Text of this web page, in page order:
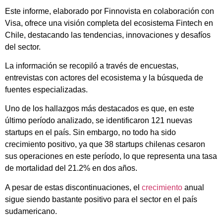
Este informe, elaborado por Finnovista en colaboración con
Visa, ofrece una visión completa del ecosistema Fintech en
Chile, destacando las tendencias, innovaciones y desafíos
del sector.
La información se recopiló a través de encuestas,
entrevistas con actores del ecosistema y la búsqueda de
fuentes especializadas.
Uno de los hallazgos más destacados es que, en este
último período analizado, se identificaron 121 nuevas
startups en el país. Sin embargo, no todo ha sido
crecimiento positivo, ya que 38 startups chilenas cesaron
sus operaciones en este período, lo que representa una tasa
de mortalidad del 21.2% en dos años.
A pesar de estas discontinuaciones, el crecimiento anual
sigue siendo bastante positivo para el sector en el país
sudamericano.